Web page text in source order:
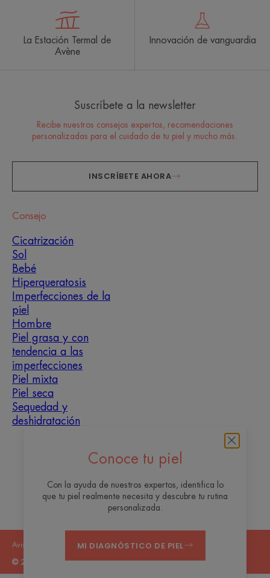
Conoce tu piel
Con la ayuda de nuestros expertos, identifica lo
que tu piel realmente necesita y descubre tu rutina
personalizada.
MI DIAGNÓSTICO DE PIEL
La Estación Termal de
Avène
Innovación de vanguardia
Suscríbete a la newsletter
Recibe nuestros consejos expertos, recomendaciones
personalizadas para el cuidado de tu piel y mucho más.
INSCRÍBETE AHORA
Consejo
Cicatrización
Sol
Bebé
Hiperqueratosis
Imperfecciones de la
piel
Hombre
Piel grasa y con
tendencia a las
imperfecciones
Piel mixta
Piel seca
Sequedad y
deshidratación
Sobre nosotros
Avisos legales Política de privacidad Configuración de cookies
© 2026 Eau Thermale Avène